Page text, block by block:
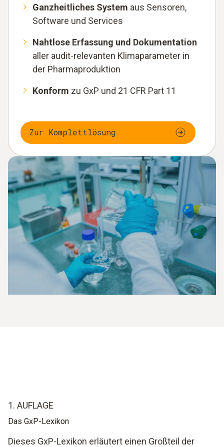
Ganzheitliches System aus Sensoren,
Software und Services
Nahtlose Erfassung und Dokumentation
aller audit-relevanten Klimaparameter in
der Pharmaproduktion
Konform zu GxP und 21 CFR Part 11
Zur Komplettlösung
1. AUFLAGE
Das GxP-Lexikon
Dieses GxP-Lexikon erläutert einen Großteil der